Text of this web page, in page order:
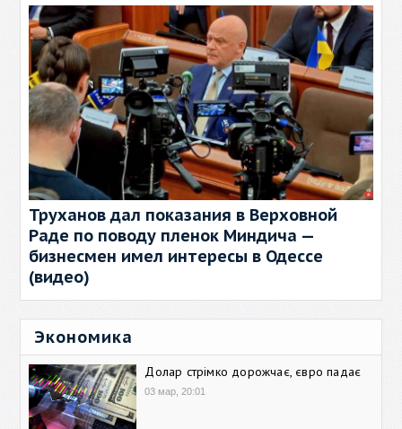
Труханов дал показания в Верховной
Раде по поводу пленок Миндича —
бизнесмен имел интересы в Одессе
(видео)
Экономика
Долар стрімко дорожчає, євро падає
03 мар, 20:01